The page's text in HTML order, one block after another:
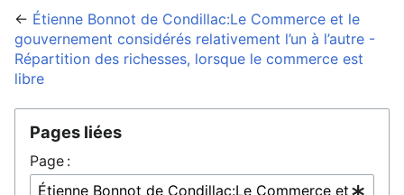
← Étienne Bonnot de Condillac:Le Commerce et le
gouvernement considérés relativement l’un à l’autre -
Répartition des richesses, lorsque le commerce est
libre
Pages liées
Page :